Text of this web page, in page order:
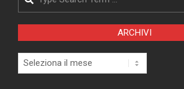
ARCHIVI
Archivi